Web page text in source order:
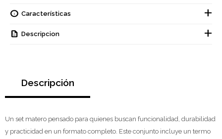
Características
Descripcion
Descripción
Un set matero pensado para quienes buscan funcionalidad, durabilidad
y practicidad en un formato completo. Este conjunto incluye un termo